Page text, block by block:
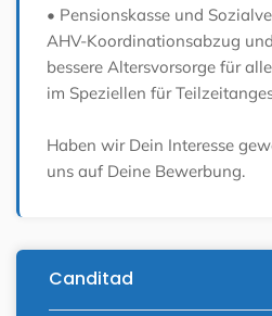
• Pensionskasse und
AHV-Koordinationsabzug
bessere Altersvorsorge für
im Speziellen für
Haben wir Dein Interesse
uns auf Deine Bewerbung.
Canditad